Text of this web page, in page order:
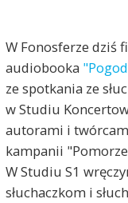
W Fonosferze dziś
audiobooka
ze spotkania ze
w Studiu
autorami i
kampanii
W Studiu S1
słuchaczkom i